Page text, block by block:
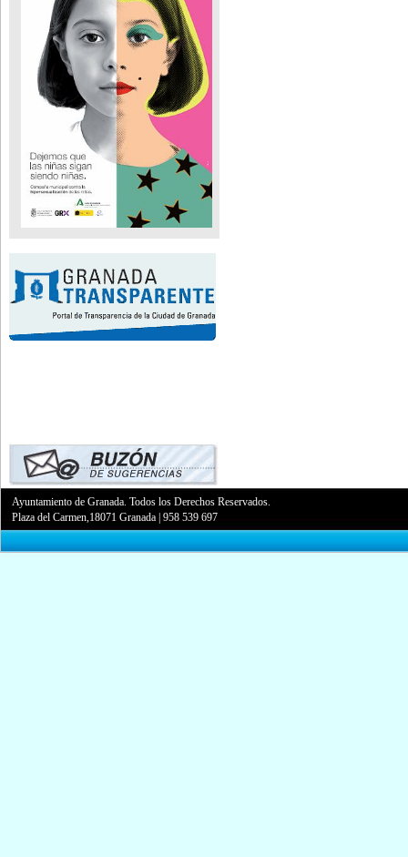
Ayuntamiento de Granada. Todos los Derechos Reservados.
Plaza del Carmen,18071 Granada |958 539 697